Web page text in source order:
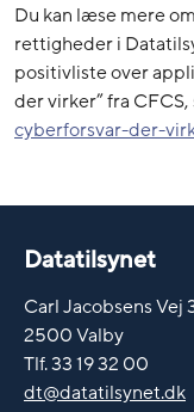
Du kan læse mere
rettigheder i
positivliste over
der virker” fra
cyberforsvar-der-
Datatilsynet
Carl Jacobsens Vej
2500 Valby
Tlf. 33 19 32 00
dt@datatilsynet.dk